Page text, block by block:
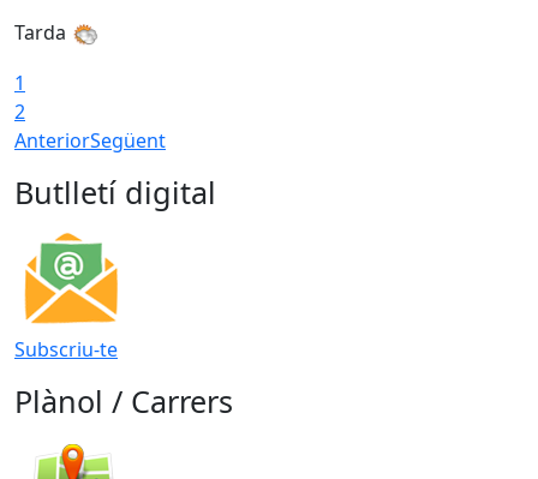
Tarda
1
2
AnteriorSegüent
Butlletí digital
Subscriu-te
Plànol / Carrers